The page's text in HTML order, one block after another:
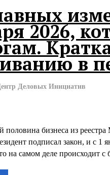
2026,
в
Деловых Инициатив
половина бизнеса из
подписал закон, и с 1
на самом деле